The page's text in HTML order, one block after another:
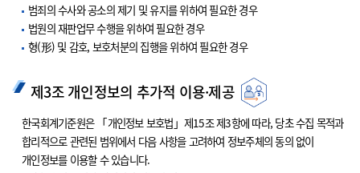
범죄의 수사와 공소의 제기 및 유지를 위하여 필요한 경우
법원의 재판업무 수행을 위하여 필요한 경우
형(形) 및 감호, 보호처분의 집행을 위하여 필요한 경우
제3조 개인정보의 추가적 이용·제공
한국회계기준원은 「개인정보 보호법」제15조 제3항에 따라, 당초 수집 목적과
합리적으로 관련된 범위에서 다음 사항을 고려하여 정보주체의 동의 없이
개인정보를 이용할 수 있습니다.